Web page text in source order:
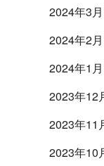
2024年3月
2024年2月
2024年1月
2023年12
2023年11
2023年10